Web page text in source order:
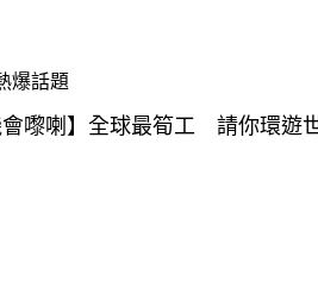
爆話題
嚟喇】全球最筍工 請你環遊